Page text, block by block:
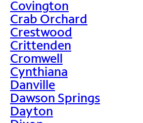
Covington
Crab Orchard
Crestwood
Crittenden
Cromwell
Cynthiana
Danville
Dawson Springs
Dayton